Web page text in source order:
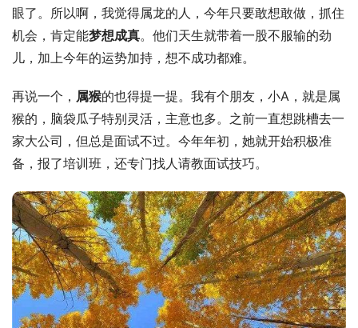
眼了。所以啊，我觉得属龙的人，今年只要敢想敢做，抓住
机会，肯定能梦想成真。他们天生就带着一股不服输的劲
儿，加上今年的运势加持，想不成功都难。
再说一个， 属猴的也得提一提。我有个朋友，小A，就是属
猴的，脑袋瓜子特别灵活，主意也多。之前一直想跳槽去一
家大公司，但总是面试不过。今年年初，她就开始积极准
备，报了培训班，还专门找人请教面试技巧。